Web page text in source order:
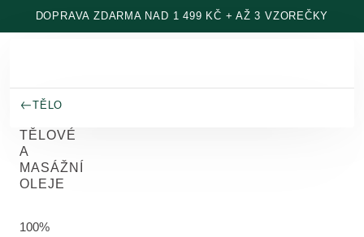
Přeskočit na hlavní obsah
DOPRAVA ZDARMA NAD 1 499 KČ + AŽ 3 VZOREČKY
TĚLO
TĚLOVÉ
A
MASÁŽNÍ
OLEJE
100%